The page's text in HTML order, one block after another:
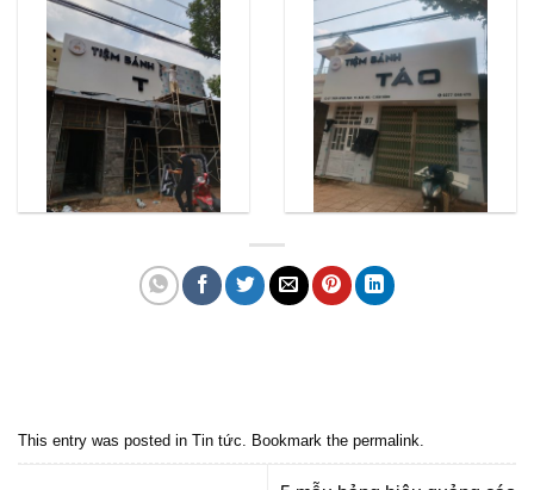
This entry was posted in Tin tức . Bookmark the permalink